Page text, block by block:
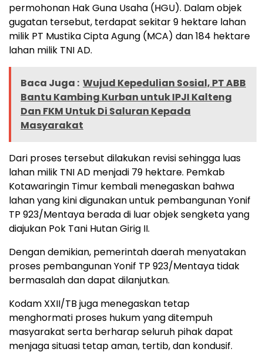
permohonan Hak Guna Usaha (HGU). Dalam objek
gugatan tersebut, terdapat sekitar 9 hektare lahan
milik PT Mustika Cipta Agung (MCA) dan 184 hektare
lahan milik TNI AD.
Baca Juga : Wujud Kepedulian Sosial, PT ABB
Bantu Kambing Kurban untuk IPJI Kalteng
Dan FKM Untuk Di Saluran Kepada
Masyarakat
Dari proses tersebut dilakukan revisi sehingga luas
lahan milik TNI AD menjadi 79 hektare. Pemkab
Kotawaringin Timur kembali menegaskan bahwa
lahan yang kini digunakan untuk pembangunan Yonif
TP 923/Mentaya berada di luar objek sengketa yang
diajukan Pok Tani Hutan Girig II.
Dengan demikian, pemerintah daerah menyatakan
proses pembangunan Yonif TP 923/Mentaya tidak
bermasalah dan dapat dilanjutkan.
Kodam XXII/TB juga menegaskan tetap
menghormati proses hukum yang ditempuh
masyarakat serta berharap seluruh pihak dapat
menjaga situasi tetap aman, tertib, dan kondusif.